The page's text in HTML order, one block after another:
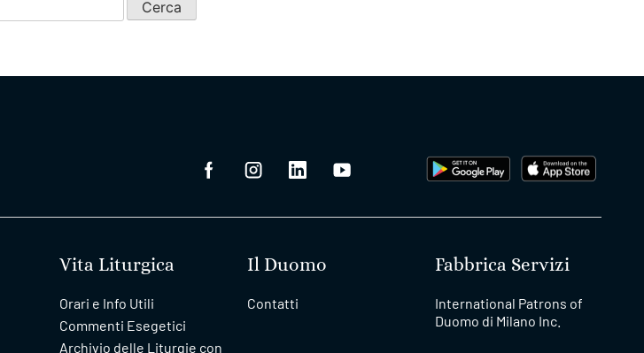
Vita Liturgica
Orari e Info Utili
Commenti Esegetici
Archivio delle Liturgie con
Il Duomo
Contatti
Fabbrica Servizi
International Patrons of
Duomo di Milano Inc.